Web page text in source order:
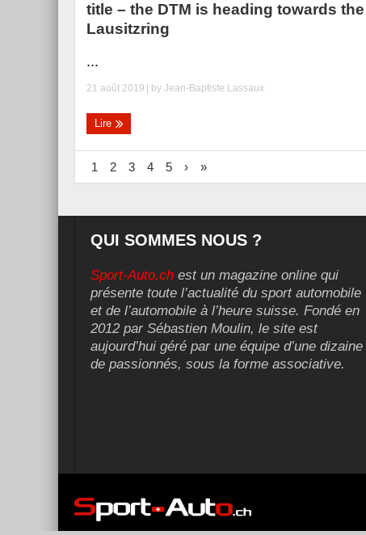
title – the DTM is heading towards the
Lausitzring
...
21 août 2019 | by Jean-Baptiste Lassaux
Lire
1 2 3 4 5 › »
QUI SOMMES NOUS ?
Sport-Auto.ch est un magazine online qui
présente toute l’actualité du sport automobile
et de l’automobile à l’heure suisse. Fondé en
2012 par Sébastien Moulin, le site est
aujourd’hui géré par une équipe d’une dizaine
de passionnés, sous la forme associative.